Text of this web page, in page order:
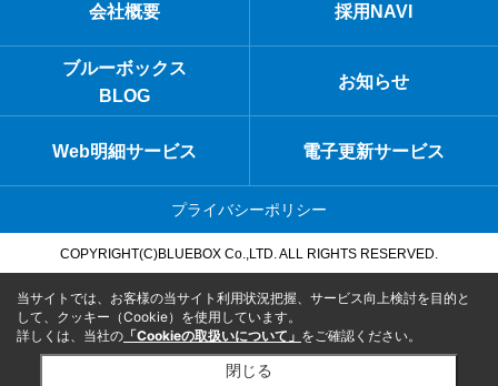
会社概要 採用NAVI
ブルーボックス
BLOG
お知らせ
Web明細サービス 電子更新サービス
プライバシーポリシー
COPYRIGHT(C)BLUEBOX Co.,LTD. ALL RIGHTS RESERVED.
当サイトでは、お客様の当サイト利用状況把握、サービス向上検討を目的と
して、クッキー（Cookie）を使用しています。
詳しくは、当社の 「Cookieの取扱いについて」 をご確認ください。
閉じる